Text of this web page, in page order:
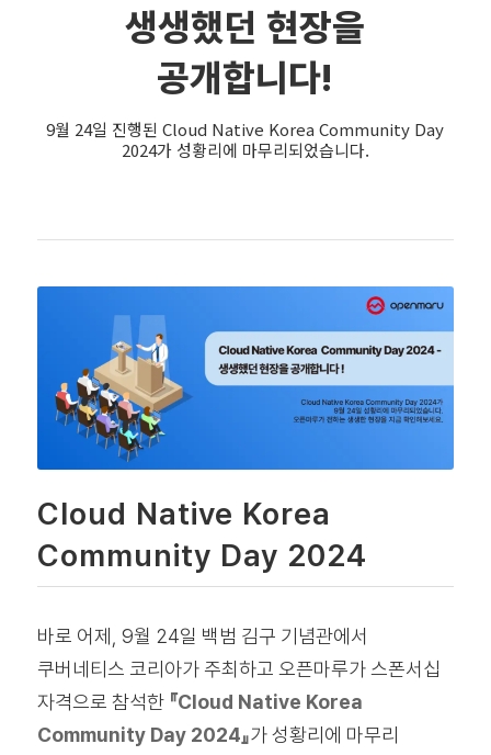
생생했던 현장을
공개합니다!
9월 24일 진행된 Cloud Native Korea Community Day
2024가 성황리에 마무리되었습니다.
Cloud Native Korea
Community Day 2024
바로 어제, 9월 24일 백범 김구 기념관에서
쿠버네티스 코리아가 주최하고 오픈마루가 스폰서십
자격으로 참석한『Cloud Native Korea
Community Day 2024』가 성황리에 마무리